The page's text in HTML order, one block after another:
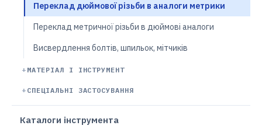
Переклад дюймової різьби в аналоги метрики
Переклад метричної різьби в дюймові аналоги
Висвердлення болтів, шпильок, мітчиків
МАТЕРІАЛ І ІНСТРУМЕНТ
СПЕЦІАЛЬНІ ЗАСТОСУВАННЯ
Каталоги інструмента